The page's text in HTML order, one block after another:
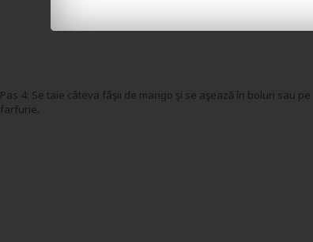
Pas 4: Se taie câteva fâşii de mango şi se aşează în boluri sau pe
farfurie.